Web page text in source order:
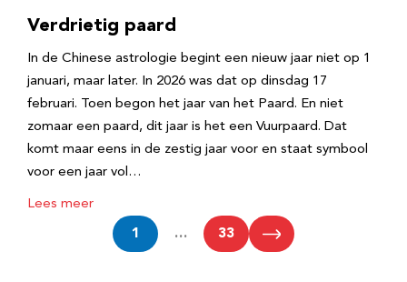
Verdrietig paard
In de Chinese astrologie begint een nieuw jaar niet op 1
januari, maar later. In 2026 was dat op dinsdag 17
februari. Toen begon het jaar van het Paard. En niet
zomaar een paard, dit jaar is het een Vuurpaard. Dat
komt maar eens in de zestig jaar voor en staat symbool
voor een jaar vol…
Lees meer
1 … 33